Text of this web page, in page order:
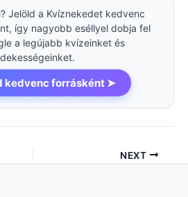
Jelöld a Kvíznekedet kedvenc
így nagyobb eséllyel dobja fel
a legújabb kvízeinket és
kedvenc forrásként ➤
NEXT